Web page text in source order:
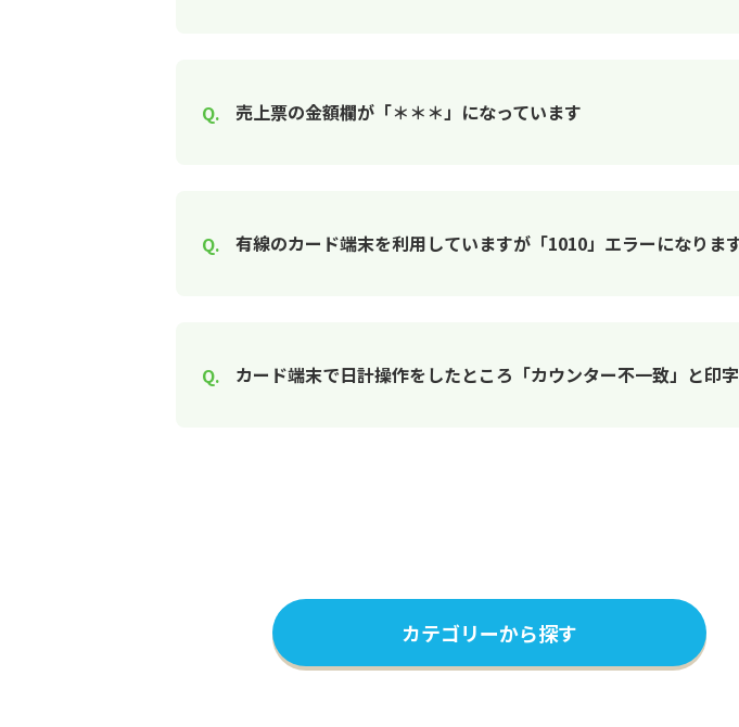
売上票の金額欄が「＊＊＊」になっています
有線のカード端末を利用していますが「1010」エラーになりま
カード端末で日計操作をしたところ「カウンター不一致」と印
カテゴリーから探す